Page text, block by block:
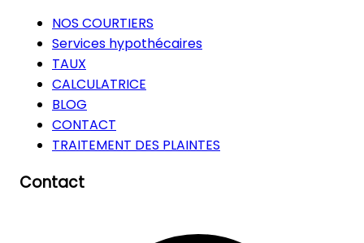
NOS COURTIERS
Services hypothécaires
TAUX
CALCULATRICE
BLOG
CONTACT
TRAITEMENT DES PLAINTES
Contact